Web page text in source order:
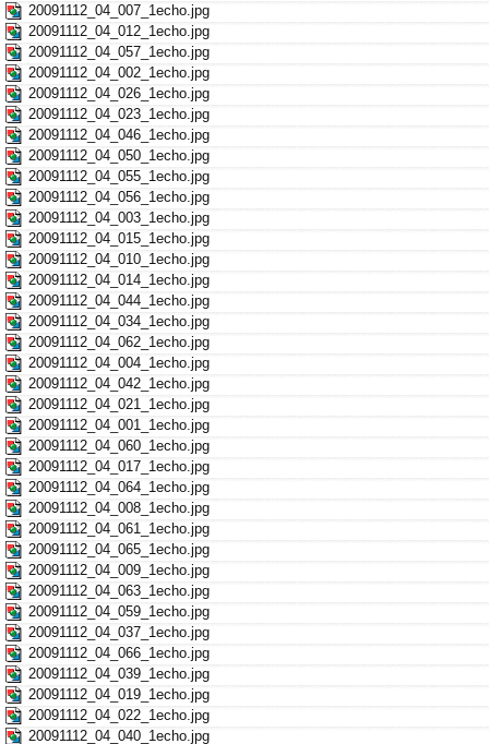
20091112_04_007_1echo.jpg
20091112_04_012_1echo.jpg
20091112_04_057_1echo.jpg
20091112_04_002_1echo.jpg
20091112_04_026_1echo.jpg
20091112_04_023_1echo.jpg
20091112_04_046_1echo.jpg
20091112_04_050_1echo.jpg
20091112_04_055_1echo.jpg
20091112_04_056_1echo.jpg
20091112_04_003_1echo.jpg
20091112_04_015_1echo.jpg
20091112_04_010_1echo.jpg
20091112_04_014_1echo.jpg
20091112_04_044_1echo.jpg
20091112_04_034_1echo.jpg
20091112_04_062_1echo.jpg
20091112_04_004_1echo.jpg
20091112_04_042_1echo.jpg
20091112_04_021_1echo.jpg
20091112_04_001_1echo.jpg
20091112_04_060_1echo.jpg
20091112_04_017_1echo.jpg
20091112_04_064_1echo.jpg
20091112_04_008_1echo.jpg
20091112_04_061_1echo.jpg
20091112_04_065_1echo.jpg
20091112_04_009_1echo.jpg
20091112_04_063_1echo.jpg
20091112_04_059_1echo.jpg
20091112_04_037_1echo.jpg
20091112_04_066_1echo.jpg
20091112_04_039_1echo.jpg
20091112_04_019_1echo.jpg
20091112_04_022_1echo.jpg
20091112_04_040_1echo.jpg